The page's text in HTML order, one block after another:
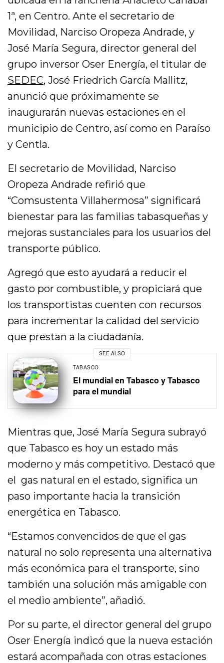
1ª, en Centro. Ante el secretario de
Movilidad, Narciso Oropeza Andrade, y
José María Segura, director general del
grupo inversor Oser Energía, el titular de
SEDEC, José Friedrich García Mallitz,
anunció que próximamente se
inaugurarán nuevas estaciones en el
municipio de Centro, así como en Paraíso
y Centla.
El secretario de Movilidad, Narciso
Oropeza Andrade refirió que
“Comsustenta Villahermosa” significará
bienestar para las familias tabasqueñas y
mejoras sustanciales para los usuarios del
transporte público.
Agregó que esto ayudará a reducir el
gasto por combustible, y propiciará que
los transportistas cuenten con recursos
para incrementar la calidad del servicio
que prestan a la ciudadanía.
SEE ALSO
TABASCO
El mundial en Tabasco y Tabasco
para el mundial
Mientras que, José María Segura subrayó
que Tabasco es hoy un estado más
moderno y más competitivo. Destacó que
el gas natural en el estado, significa un
paso importante hacia la transición
energética en Tabasco.
“Estamos convencidos de que el gas
natural no solo representa una alternativa
más económica para el transporte, sino
también una solución más amigable con
el medio ambiente”, añadió.
Por su parte, el director general del grupo
Oser Energía indicó que la nueva estación
estará acompañada con otras estaciones